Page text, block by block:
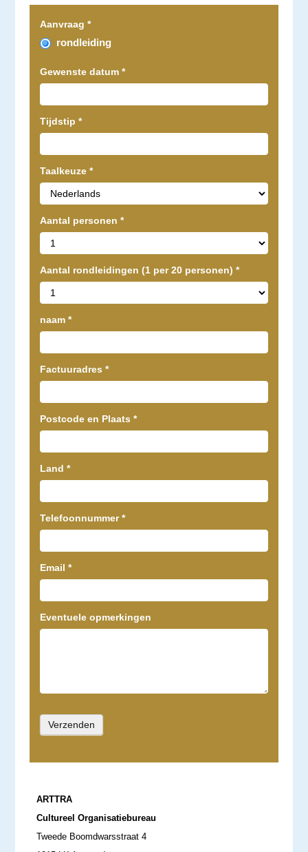
Aanvraag *
rondleiding
Gewenste datum *
Tijdstip *
Taalkeuze *
Aantal personen *
Aantal rondleidingen (1 per 20 personen) *
naam *
Factuuradres *
Postcode en Plaats *
Land *
Telefoonnummer*
Email *
Eventuele opmerkingen
ARTTRA
Cultureel Organisatiebureau
Tweede Boomdwarsstraat 4